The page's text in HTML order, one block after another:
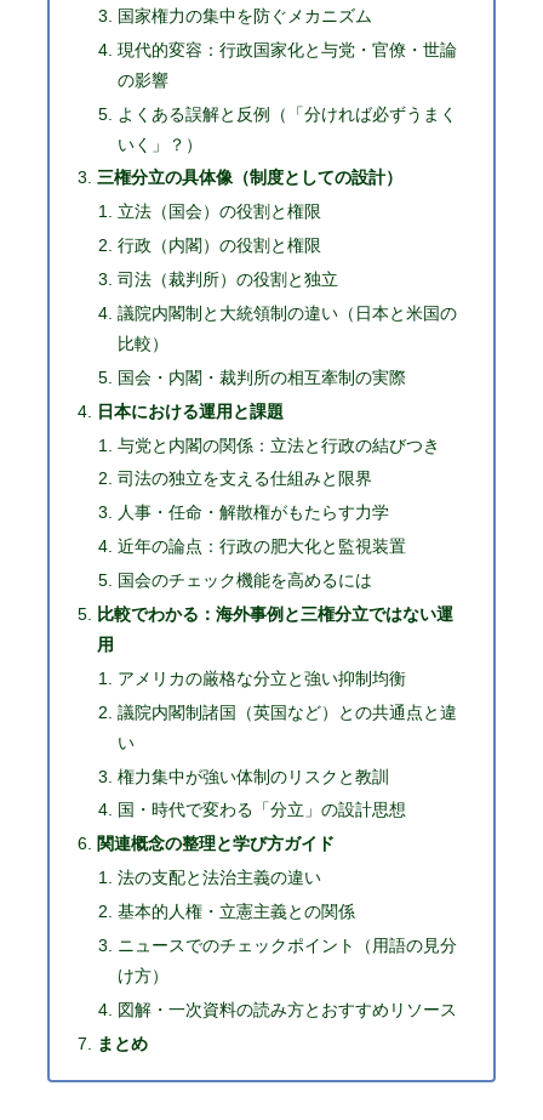
国家権力の集中を防ぐメカニズム
現代的変容：行政国家化と与党・官僚・世論
の影響
よくある誤解と反例（「分ければ必ずうまく
いく」？）
三権分立の具体像（制度としての設計）
立法（国会）の役割と権限
行政（内閣）の役割と権限
司法（裁判所）の役割と独立
議院内閣制と大統領制の違い（日本と米国の
比較）
国会・内閣・裁判所の相互牽制の実際
日本における運用と課題
与党と内閣の関係：立法と行政の結びつき
司法の独立を支える仕組みと限界
人事・任命・解散権がもたらす力学
近年の論点：行政の肥大化と監視装置
国会のチェック機能を高めるには
比較でわかる：海外事例と三権分立ではない運
用
アメリカの厳格な分立と強い抑制均衡
議院内閣制諸国（英国など）との共通点と違
い
権力集中が強い体制のリスクと教訓
国・時代で変わる「分立」の設計思想
関連概念の整理と学び方ガイド
法の支配と法治主義の違い
基本的人権・立憲主義との関係
ニュースでのチェックポイント（用語の見分
け方）
図解・一次資料の読み方とおすすめリソース
まとめ